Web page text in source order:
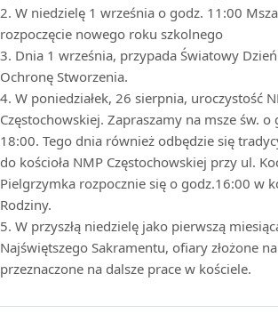
2. W niedzielę 1 września o godz. 11:00
rozpoczęcie nowego roku szkolnego
3. Dnia 1 września, przypada Światowy
Ochronę Stworzenia.
4. W poniedziałek, 26 sierpnia, uroczystość
Częstochowskiej. Zapraszamy na msze św. o
18:00. Tego dnia również odbędzie się
do kościoła NMP Częstochowskiej przy ul.
Pielgrzymka rozpocznie się o godz.16:00 w
Rodziny.
5. W przyszłą niedzielę jako pierwszą
Najświętszego Sakramentu, ofiary złożone
przeznaczone na dalsze prace w kościele.